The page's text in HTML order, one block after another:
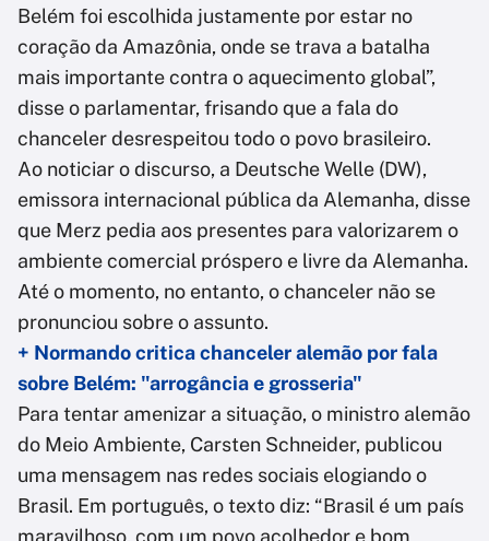
Belém foi escolhida justamente por estar no
coração da Amazônia, onde se trava a batalha
mais importante contra o aquecimento global”,
disse o parlamentar, frisando que a fala do
chanceler desrespeitou todo o povo brasileiro.
Ao noticiar o discurso, a Deutsche Welle (DW),
emissora internacional pública da Alemanha, disse
que Merz pedia aos presentes para valorizarem o
ambiente comercial próspero e livre da Alemanha.
Até o momento, no entanto, o chanceler não se
pronunciou sobre o assunto.
+ Normando critica chanceler alemão por fala
sobre Belém: "arrogância e grosseria"
Para tentar amenizar a situação, o ministro alemão
do Meio Ambiente, Carsten Schneider, publicou
uma mensagem nas redes sociais elogiando o
Brasil. Em português, o texto diz: “Brasil é um país